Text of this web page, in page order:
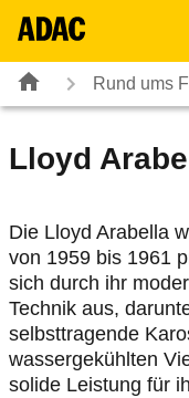
Rund ums
Lloyd
Die Lloyd Arabella
von 1959 bis 1961
sich durch ihr
Technik aus,
selbsttragende
wassergekühlten
solide Leistung für